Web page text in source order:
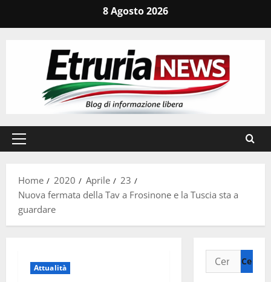
8 Agosto 2026
Menu
Home
2020 Aprile
23
Nuova fermata della Tav a Frosinone e la Tuscia sta a
guardare
Attualità
Ricerca
per: